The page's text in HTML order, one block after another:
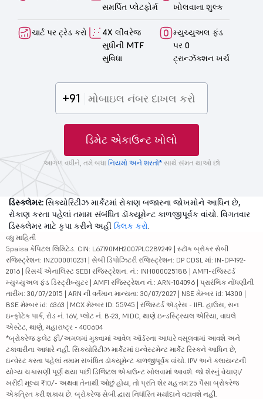
સમર્પિત પ્લેટફોર્મ
ખોલવાના શુલ્ક
ચાર્ટ પર ટ્રેડ કરો
4X લીવરેજ
સુધીની MTF
સુવિધા
મ્યુચ્યુઅલ ફંડ
પર 0
ટ્રાન્ઝૅક્શન ખર્ચ
+91
ડિમેટ એકાઉન્ટ ખોલો
આગળ વધીને, તમે બધા નિયમો અને શરતો*સાથે સંમત થાઓ છો
ડિસ્ક્લેમર: સિક્યોરિટીઝ માર્કેટમાં રોકાણ બજારના જોખમોને આધિન છે,
રોકાણ કરતા પહેલાં તમામ સંબંધિત ડૉક્યૂમેન્ટ કાળજીપૂર્વક વાંચો. વિગતવાર
ડિસ્ક્લેમર માટે કૃપા કરીને અહીં ક્લિક કરો.
વધુ માહિતી
5paisa કેપિટલ લિમિટેડ. CIN: L67190MH2007PLC289249 | સ્ટૉક બ્રોકર સેબી
રજિસ્ટ્રેશન: INZ000010231 | સેબી ડિપોઝિટરી રજિસ્ટ્રેશન: DP CDSL માં: IN-DP-192-
2016 | રિસર્ચ એનાલિસ્ટ SEBI રજિસ્ટ્રેશન. નં.: INH000025188 | AMFI-રજિસ્ટર્ડ
મ્યુચ્યુઅલ ફંડ ડિસ્ટ્રીબ્યુટર | AMFI રજિસ્ટ્રેશન નં.: ARN-104096 | પ્રારંભિક નોંધણીની
તારીખ: 30/07/2015 | ARN ની વર્તમાન માન્યતા: 30/07/2027 | NSE મેમ્બર id: 14300 |
BSE મેમ્બર id: 6363 | MCX મેમ્બર ID: 55945 | રજિસ્ટર્ડ ઍડ્રેસ - IIFL હાઉસ, સન
ઇન્ફોટેક પાર્ક, રોડ નં. 16V, પ્લોટ નં. B-23, MIDC, થાણે ઇન્ડસ્ટ્રિયલ એરિયા, વાઘલે
એસ્ટેટ, થાણે, મહારાષ્ટ્ર - 400604
*બ્રોકરેજ ફ્લેટ ફી/અમલમાં મુકવામાં આવેલ ઑર્ડરના આધારે વસૂલવામાં આવશે અને
ટકાવારીના આધારે નહીં. સિક્યોરિટીઝ માર્કેટમાં ઇન્વેસ્ટમેન્ટ માર્કેટ રિસ્કને આધિન છે,
ઇન્વેસ્ટ કરતા પહેલાં તમામ સંબંધિત ડૉક્યૂમેન્ટ કાળજીપૂર્વક વાંચો. IPV અને ક્લાયન્ટની
યોગ્ય ચકાસણી પૂર્ણ થયા પછી ડિજિટલ એકાઉન્ટ ખોલવામાં આવશે. જો શેરનું વેચાણ/
ખરીદી મૂલ્ય ₹10/- અથવા તેનાથી ઓછું હોય, તો પ્રતિ શેર મહત્તમ 25 પૈસા બ્રોકરેજ
એકત્રિત કરી શકાય છે. બ્રોકરેજ સેબી દ્વારા નિર્ધારિત મર્યાદાને વટાવશે નહીં.